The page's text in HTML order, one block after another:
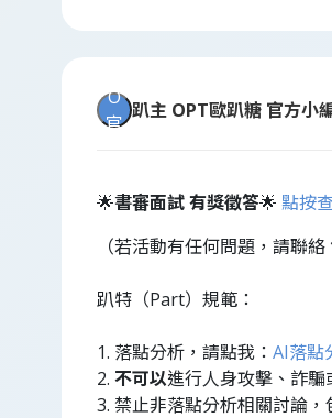
O
官
趴主 OPT歐趴糖 官方小
🌟書審面試 有獎徵答🌟 點按
（若活動有任何問題，請聯絡
趴特（Part）規範：
1. 落點分析，請點我： AI落點
2. 不可以進行人身攻擊、詐騙
3. 禁止非落點分析相關討論